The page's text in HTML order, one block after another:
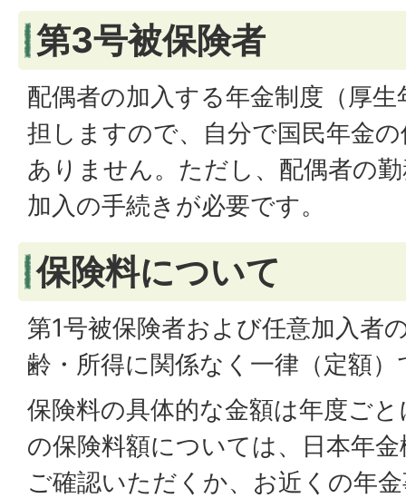
第3号被保険者
配偶者の加入する年金制度（厚
担しますので、自分で国民年金
ありません。ただし、配偶者の
加入の手続きが必要です。
保険料について
第1号被保険者および任意加入者
齢・所得に関係なく一律（定額）
保険料の具体的な金額は年度ご
の保険料額については、日本年
ご確認いただくか、お近くの年